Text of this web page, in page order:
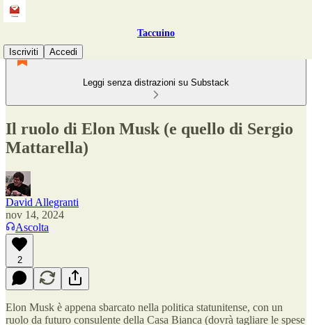
Taccuino
Iscriviti
Accedi
Leggi senza distrazioni su Substack
Il ruolo di Elon Musk (e quello di Sergio
Mattarella)
David Allegranti
nov 14, 2024
Ascolta
2
Elon Musk è appena sbarcato nella politica statunitense, con un
ruolo da futuro consulente della Casa Bianca (dovrà tagliare le spese